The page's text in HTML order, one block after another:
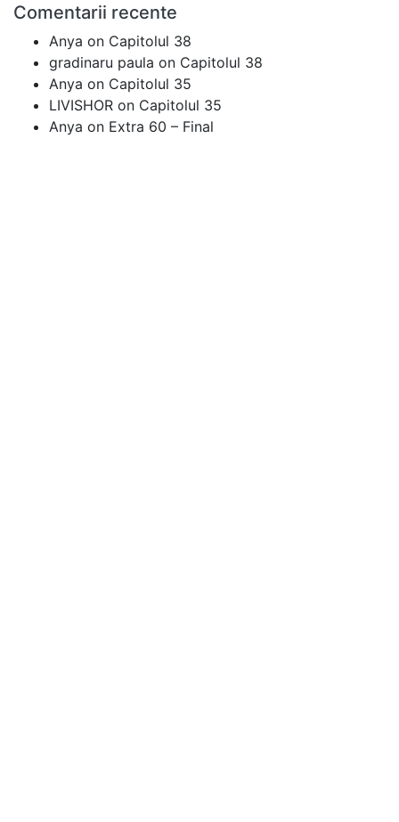
Comentarii recente
Anya on Capitolul 38
gradinaru paula on Capitolul 38
Anya on Capitolul 35
LIVISHOR on Capitolul 35
Anya on Extra 60 – Final